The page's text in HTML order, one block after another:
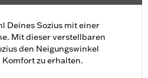
Deines Sozius mit einer
Mit dieser verstellbaren
den Neigungswinkel
zu erhalten.